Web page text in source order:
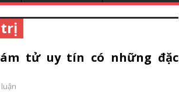
tử uy tín có những đặc